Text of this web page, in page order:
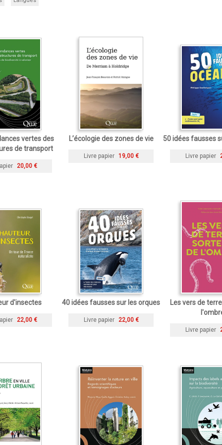
vertes des
de transport
20,00 €
L’écologie des zones de vie
Livre papier 19,00 €
50 idées fausses
Livre papier
d'insectes
22,00 €
40 idées fausses sur les orques
Livre papier 22,00 €
Les vers de
Livre papier